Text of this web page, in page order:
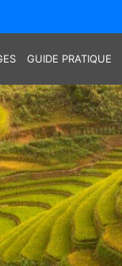
GUIDE PRATIQUE